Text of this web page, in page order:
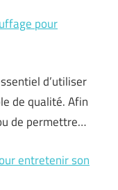
pour
d’utiliser
de qualité. Afin
de permettre…
entretenir son